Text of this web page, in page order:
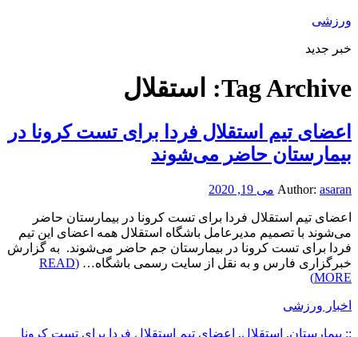
ورزشی
خبر جدید
Tag Archive: استقلال
اعضای تیم استقلال فردا برای تست کرونا در
بیمارستان حاضر می‌شوند
Author: asaran می 19, 2020
اعضای تیم استقلال فردا برای تست کرونا در بیمارستان حاضر
می‌شوند با تصمیم مدیرعامل باشگاه استقلال همه اعضای این تیم
فردا برای تست کرونا در بیمارستان جم حاضر می‌شوند. به گزارش
خبرگزاری فارس و به نقل از سایت رسمی باشگاه…
(READ
MORE)
اخبار ورزشی
:: بیمارستان, استقلال,
اعضای تیم استقلال فردا برای تست کرونا